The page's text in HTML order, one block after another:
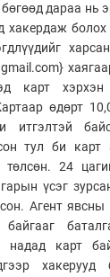
дараа нь
хакердаж
карт хэрхэн
өдөрт
итгэлтэй
тул би карт
төлсөн. 24
үсэг
Агент
надад карт